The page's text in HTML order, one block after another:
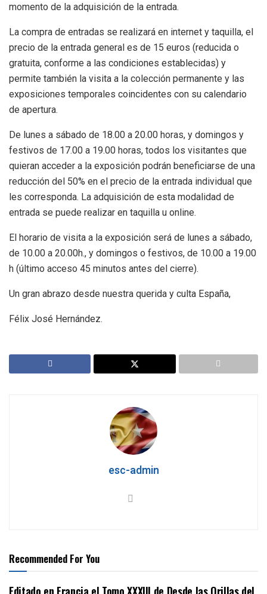
momento de la adquisición de la entrada.
La compra de entradas se realizará en internet y taquilla, el
precio de la entrada general es de 15 euros (reducida o
gratuita, conforme a las condiciones establecidas) y
permite también la visita a la colección permanente y las
exposiciones temporales coincidentes con su calendario
de apertura.
De lunes a sábado de 18.00 a 20.00 horas, y domingos y
festivos de 17.00 a 19.00 horas, todos los visitantes que
quieran acceder a la exposición podrán beneficiarse de una
reducción del 50% en el precio de la entrada individual que
les corresponda. La adquisición de esta modalidad de
entrada se puede realizar en taquilla u online.
El horario de visita a la exposición será de lunes a sábado,
de 10.00 a 20.00h., y domingos o festivos, de 10.00 a 19.00
h (último acceso 45 minutos antes del cierre).
Un gran abrazo desde nuestra querida y culta España,
Félix José Hernández.
esc-admin
Recommended For You
Editado en Francia el Tomo XXXIII de Desde las Orillas del